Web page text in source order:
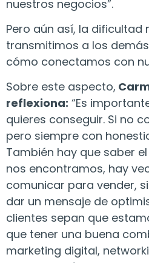
nuestros negocios”.
Pero aún así, la dificultad
transmitimos a los
cómo conectamos con
Sobre este aspecto,
reflexiona: “Es
quieres conseguir. Si no
pero siempre con
También hay que saber
nos encontramos, hay
comunicar para vender,
dar un mensaje de
clientes sepan que
que tener una buena
marketing digital,